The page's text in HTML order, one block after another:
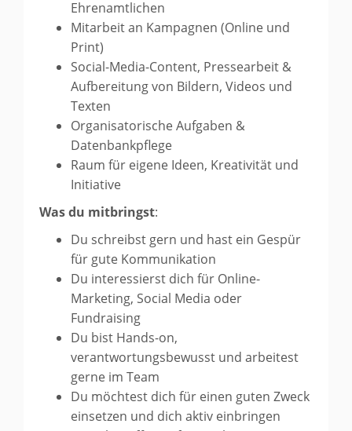
Ehrenamtlichen
Mitarbeit an Kampagnen (Online und
Print)
Social-Media-Content, Pressearbeit &
Aufbereitung von Bildern, Videos und
Texten
Organisatorische Aufgaben &
Datenbankpflege
Raum für eigene Ideen, Kreativität und
Initiative
Was du mitbringst:
Du schreibst gern und hast ein Gespür
für gute Kommunikation
Du interessierst dich für Online-
Marketing, Social Media oder
Fundraising
Du bist Hands-on,
verantwortungsbewusst und arbeitest
gerne im Team
Du möchtest dich für einen guten Zweck
einsetzen und dich aktiv einbringen